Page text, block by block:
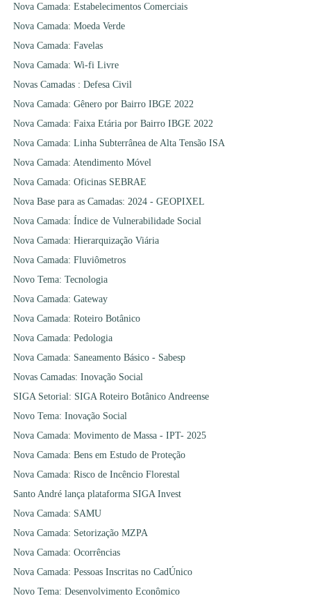
Nova Camada: Estabelecimentos Comerciais
Nova Camada: Moeda Verde
Nova Camada: Favelas
Nova Camada: Wi-fi Livre
Novas Camadas : Defesa Civil
Nova Camada: Gênero por Bairro IBGE 2022
Nova Camada: Faixa Etária por Bairro IBGE 2022
Nova Camada: Linha Subterrânea de Alta Tensão ISA
Nova Camada: Atendimento Móvel
Nova Camada: Oficinas SEBRAE
Nova Base para as Camadas: 2024 - GEOPIXEL
Nova Camada: Índice de Vulnerabilidade Social
Nova Camada: Hierarquização Viária
Nova Camada: Fluviômetros
Novo Tema: Tecnologia
Nova Camada: Gateway
Nova Camada: Roteiro Botânico
Nova Camada: Pedologia
Nova Camada: Saneamento Básico - Sabesp
Novas Camadas: Inovação Social
SIGA Setorial: SIGA Roteiro Botânico Andreense
Novo Tema: Inovação Social
Nova Camada: Movimento de Massa - IPT- 2025
Nova Camada: Bens em Estudo de Proteção
Nova Camada: Risco de Incêncio Florestal
Santo André lança plataforma SIGA Invest
Nova Camada: SAMU
Nova Camada: Setorização MZPA
Nova Camada: Ocorrências
Nova Camada: Pessoas Inscritas no CadÚnico
Novo Tema: Desenvolvimento Econômico